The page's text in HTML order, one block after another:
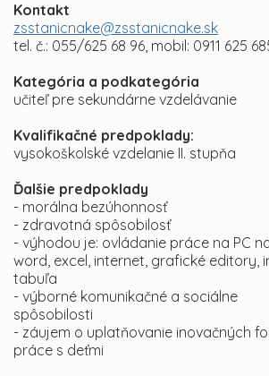
Kontakt
zsstanicnake@zsstanicnake.sk
tel. č.: 055/625 68 96, mobil: 0911 625
Kategória a podkategória
učiteľ pre sekundárne vzdelávanie
Kvalifikačné predpoklady:
vysokoškolské vzdelanie II. stupňa
Ďalšie predpoklady
- morálna bezúhonnosť
- zdravotná spôsobilosť
- výhodou je: ovládanie práce na PC
word, excel, internet, grafické editory,
tabuľa
- výborné komunikačné a sociálne
spôsobilosti
- záujem o uplatňovanie inovačných
práce s deťmi